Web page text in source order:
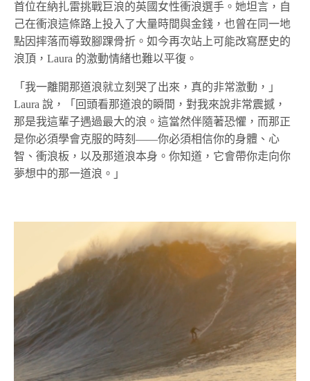
首位在納扎雷挑戰巨浪的英國女性衝浪選手。她坦言，自
己在衝浪這條路上投入了大量時間與金錢，也曾在同一地
點因摔落而導致腳踝骨折。如今再次站上可能改寫歷史的
浪頂，Laura 的激動情緒也難以平復。
「我一離開那道浪就立刻哭了出來，真的非常激動，」
Laura 說，「回頭看那道浪的瞬間，對我來說非常震撼，
那是我這輩子遇過最大的浪。這當然伴隨著恐懼，而那正
是你必須學會克服的時刻——你必須相信你的身體、心
智、衝浪板，以及那道浪本身。你知道，它會帶你走向你
夢想中的那一道浪。」